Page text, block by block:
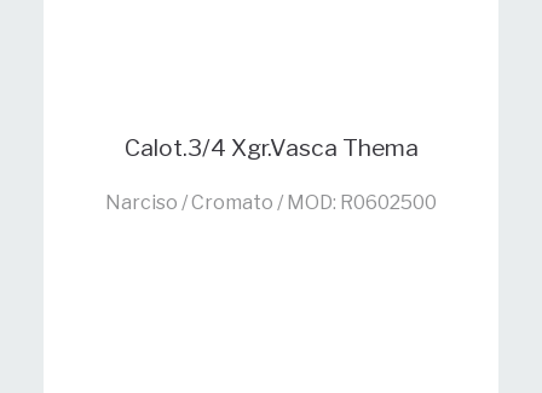
Calot.3/4 Xgr.Vasca Thema
Narciso / Cromato / MOD: R0602500